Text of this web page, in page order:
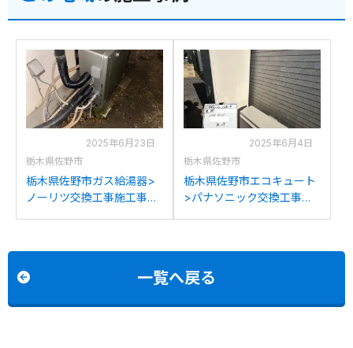
2025年6月23日
栃木県佐野市
栃木県佐野市ガス給湯器>
ノーリツ交換工事施工事
2025年6月4日
栃木県佐野市
栃木県佐野市エコキュート
>パナソニック交換工事施
一覧へ戻る